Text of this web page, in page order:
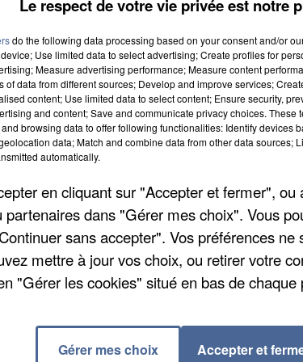
population officielle d'une commune.
budget des communes, pour organiser la
le nombre de pharmacies... La ville
publics, de logements, de transports...
l'Insee, qui constitue par ailleurs le
est ainsi recensée chaque
par Internet (avec le code et mot de
le biais d'un agent recenseur ou encore
manière la plus simple de se faire
se trouvent les identifiants de
Le respect de votre vie privée est notre
do the following data processing based on your consent and/or
Use limited data to select advertising; Create profiles for
Measure advertising performance; Measure content
of data from different sources; Develop and improve services;
content; Use limited data to select content; Ensure security,
and content; Save and communicate privacy choices. These
browsing data to offer following functionalities: Identify devices
data; Match and combine data from other data sources;
automatically.
en cliquant sur "Accepter et fermer", ou
partenaires dans "Gérer mes choix". Vous
sans accepter". Vos préférences ne
mettre à jour vos choix, ou retirer votre
"Gérer les cookies" situé en bas de chaque
Gérer mes choix Accepter et